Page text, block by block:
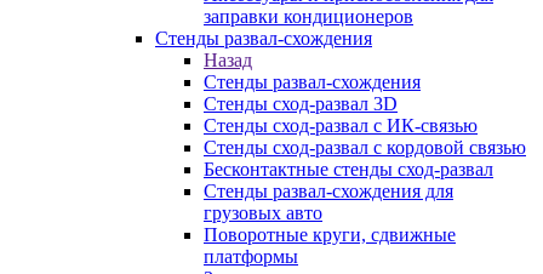
заправки кондиционеров
Стенды развал-схождения
Назад
Стенды развал-схождения
Стенды сход-развал 3D
Стенды сход-развал с ИК-связью
Стенды сход-развал с кордовой связью
Бесконтактные стенды сход-развал
Стенды развал-схождения для
грузовых авто
Поворотные круги, сдвижные
платформы